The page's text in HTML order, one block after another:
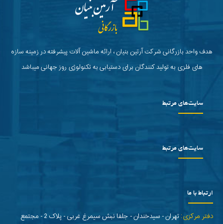
هدف واحد بازرگانی شرکت آرتین بنیان ، ارائه ماشین آلات پیشرفته در زمینه سازه
های فلزی به تولید کنندگان برای دستیابی به تکنولوژی روز جهانی میباشد
سایت‌های مرتبط
سایت‌های مرتبط
ارتباط با ما
دفتر مرکزی:
تهران - سیدخندان - جلفا نبش سیمرغ غربی - پلاک 2 - مجتمع